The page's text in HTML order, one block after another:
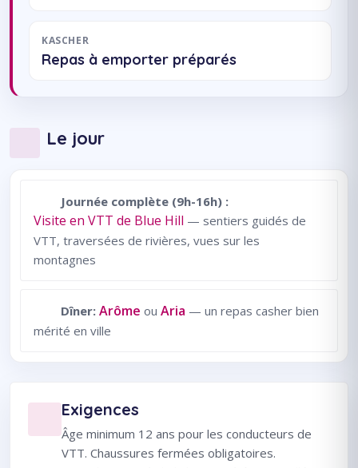
KASCHER
Repas à emporter préparés
Le jour
Journée complète (9h-16h) :
Visite en VTT de Blue Hill — sentiers guidés de
VTT, traversées de rivières, vues sur les
montagnes
Dîner: Arôme ou Aria — un repas casher bien
mérité en ville
Exigences
Âge minimum 12 ans pour les conducteurs de
VTT. Chaussures fermées obligatoires.